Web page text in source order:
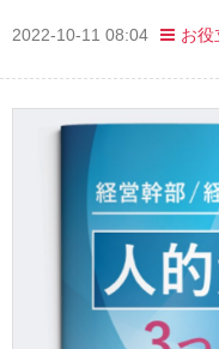
2022-10-11 08:04 お役